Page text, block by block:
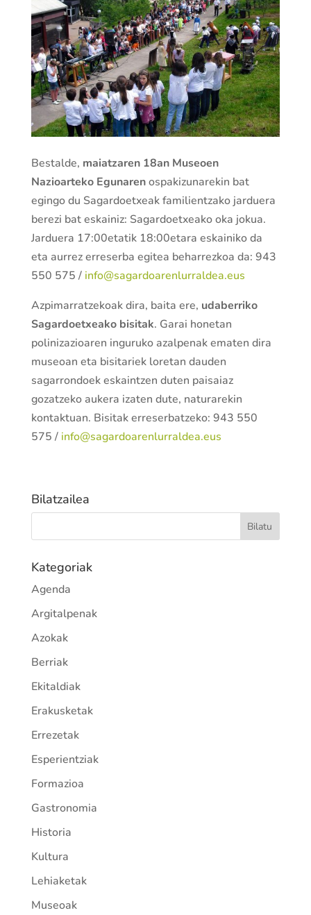
Bestalde, maiatzaren 18an Museoen
Nazioarteko Egunarenospakizunarekin bat
egingo du Sagardoetxeak familientzako jarduera
berezi bat eskainiz: Sagardoetxeako oka jokua.
Jarduera 17:00etatik 18:00etara eskainiko da
eta aurrez erreserba egitea beharrezkoa da: 943
550 575 / info@sagardoarenlurraldea.eus
Azpimarratzekoak dira, baita ere, udaberriko
Sagardoetxeako bisitak. Garai honetan
polinizazioaren inguruko azalpenak ematen dira
museoan eta bisitariek loretan dauden
sagarrondoek eskaintzen duten paisaiaz
gozatzeko aukera izaten dute, naturarekin
kontaktuan. Bisitak erreserbatzeko: 943 550
575 / info@sagardoarenlurraldea.eus
Bilatzailea
Kategoriak
Agenda
Argitalpenak
Azokak
Berriak
Ekitaldiak
Erakusketak
Errezetak
Esperientziak
Formazioa
Gastronomia
Historia
Kultura
Lehiaketak
Museoak